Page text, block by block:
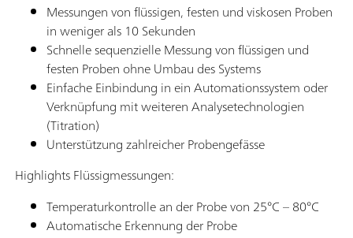
Messungen von flüssigen, festen und viskosen Proben
in weniger als 10 Sekunden
Schnelle sequenzielle Messung von flüssigen und
festen Proben ohne Umbau des Systems
Einfache Einbindung in ein Automationssystem oder
Verknüpfung mit weiteren Analysetechnologien
(Titration)
Unterstützung zahlreicher Probengefässe
Highlights Flüssigmessungen:
Temperaturkontrolle an der Probe von 25°C – 80°C
Automatische Erkennung der Probe